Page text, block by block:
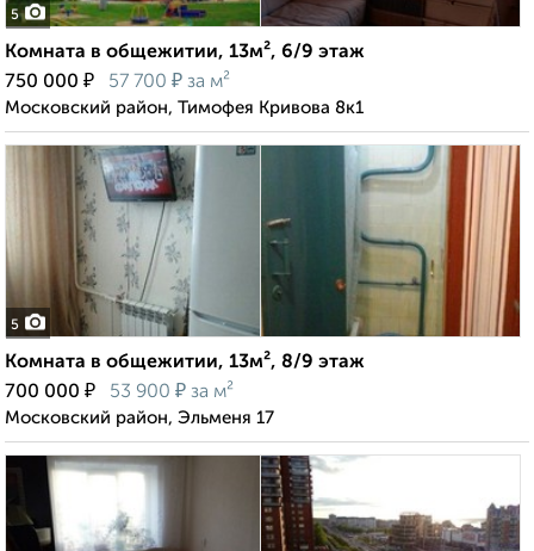
5
Комната в общежитии, 13м², 6/9 этаж
750 000 ₽ 57 700 ₽ за м²
Московский район, Тимофея Кривова 8к1
5
Комната в общежитии, 13м², 8/9 этаж
700 000 ₽ 53 900 ₽ за м²
Московский район, Эльменя 17